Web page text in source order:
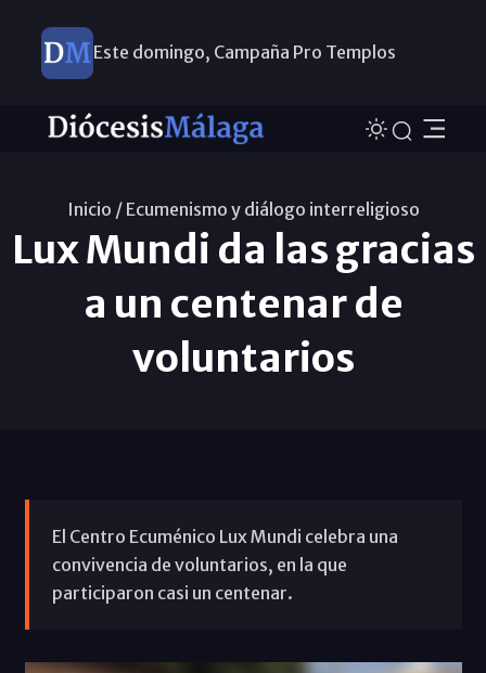
Este domingo, Campaña Pro Templos
Inicio / Ecumenismo y diálogo interreligioso
Lux Mundi da las gracias
a un centenar de
voluntarios
El Centro Ecuménico Lux Mundi celebra una
convivencia de voluntarios, en la que
participaron casi un centenar.